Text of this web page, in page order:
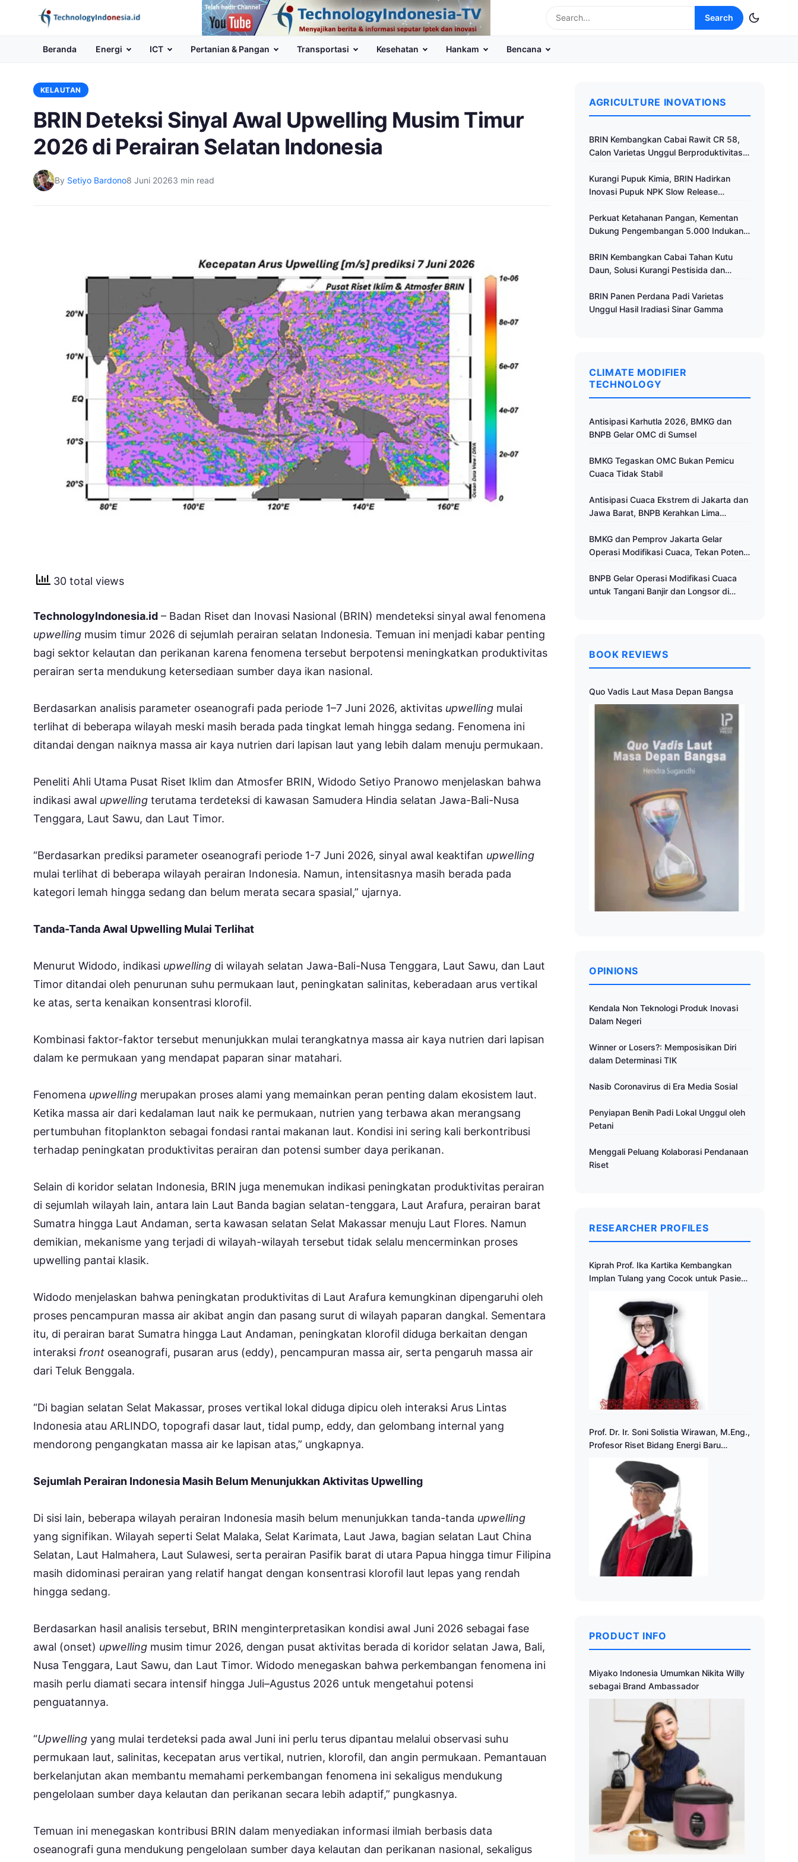
Channel
Youtube
Search
Beranda Energi ICT Pertanian & Pangan Transportasi Kesehatan Hankam Bencana
KELAUTAN
BRIN Deteksi Sinyal Awal Upwelling Musim Timur
2026 di Perairan Selatan Indonesia
By Setiyo Bardono8 Juni 20263 min read
30 total views
TechnologyIndonesia.id – Badan Riset dan Inovasi Nasional (BRIN) mendeteksi sinyal awal fenomena
upwelling musim timur 2026 di sejumlah perairan selatan Indonesia. Temuan ini menjadi kabar penting
bagi sektor kelautan dan perikanan karena fenomena tersebut berpotensi meningkatkan produktivitas
perairan serta mendukung ketersediaan sumber daya ikan nasional.
Berdasarkan analisis parameter oseanografi pada periode 1–7 Juni 2026, aktivitas upwelling mulai
terlihat di beberapa wilayah meski masih berada pada tingkat lemah hingga sedang. Fenomena ini
ditandai dengan naiknya massa air kaya nutrien dari lapisan laut yang lebih dalam menuju permukaan.
Peneliti Ahli Utama Pusat Riset Iklim dan Atmosfer BRIN, Widodo Setiyo Pranowo menjelaskan bahwa
indikasi awal upwelling terutama terdeteksi di kawasan Samudera Hindia selatan Jawa-Bali-Nusa
Tenggara, Laut Sawu, dan Laut Timor.
“Berdasarkan prediksi parameter oseanografi periode 1-7 Juni 2026, sinyal awal keaktifan upwelling
mulai terlihat di beberapa wilayah perairan Indonesia. Namun, intensitasnya masih berada pada
kategori lemah hingga sedang dan belum merata secara spasial,” ujarnya.
Tanda-Tanda Awal Upwelling Mulai Terlihat
Menurut Widodo, indikasi upwelling di wilayah selatan Jawa-Bali-Nusa Tenggara, Laut Sawu, dan Laut
Timor ditandai oleh penurunan suhu permukaan laut, peningkatan salinitas, keberadaan arus vertikal
ke atas, serta kenaikan konsentrasi klorofil.
Kombinasi faktor-faktor tersebut menunjukkan mulai terangkatnya massa air kaya nutrien dari lapisan
dalam ke permukaan yang mendapat paparan sinar matahari.
Fenomena upwelling merupakan proses alami yang memainkan peran penting dalam ekosistem laut.
Ketika massa air dari kedalaman laut naik ke permukaan, nutrien yang terbawa akan merangsang
pertumbuhan fitoplankton sebagai fondasi rantai makanan laut. Kondisi ini sering kali berkontribusi
terhadap peningkatan produktivitas perairan dan potensi sumber daya perikanan.
Selain di koridor selatan Indonesia, BRIN juga menemukan indikasi peningkatan produktivitas perairan
di sejumlah wilayah lain, antara lain Laut Banda bagian selatan-tenggara, Laut Arafura, perairan barat
Sumatra hingga Laut Andaman, serta kawasan selatan Selat Makassar menuju Laut Flores. Namun
demikian, mekanisme yang terjadi di wilayah-wilayah tersebut tidak selalu mencerminkan proses
upwelling pantai klasik.
Widodo menjelaskan bahwa peningkatan produktivitas di Laut Arafura kemungkinan dipengaruhi oleh
proses pencampuran massa air akibat angin dan pasang surut di wilayah paparan dangkal. Sementara
itu, di perairan barat Sumatra hingga Laut Andaman, peningkatan klorofil diduga berkaitan dengan
interaksi front oseanografi, pusaran arus (eddy), pencampuran massa air, serta pengaruh massa air
dari Teluk Benggala.
“Di bagian selatan Selat Makassar, proses vertikal lokal diduga dipicu oleh interaksi Arus Lintas
Indonesia atau ARLINDO, topografi dasar laut, tidal pump, eddy, dan gelombang internal yang
mendorong pengangkatan massa air ke lapisan atas,” ungkapnya.
Sejumlah Perairan Indonesia Masih Belum Menunjukkan Aktivitas Upwelling
Di sisi lain, beberapa wilayah perairan Indonesia masih belum menunjukkan tanda-tanda upwelling
yang signifikan. Wilayah seperti Selat Malaka, Selat Karimata, Laut Jawa, bagian selatan Laut China
Selatan, Laut Halmahera, Laut Sulawesi, serta perairan Pasifik barat di utara Papua hingga timur Filipina
masih didominasi perairan yang relatif hangat dengan konsentrasi klorofil laut lepas yang rendah
hingga sedang.
Berdasarkan hasil analisis tersebut, BRIN menginterpretasikan kondisi awal Juni 2026 sebagai fase
awal (onset) upwelling musim timur 2026, dengan pusat aktivitas berada di koridor selatan Jawa, Bali,
Nusa Tenggara, Laut Sawu, dan Laut Timor. Widodo menegaskan bahwa perkembangan fenomena ini
masih perlu diamati secara intensif hingga Juli–Agustus 2026 untuk mengetahui potensi
penguatannya.
“Upwelling yang mulai terdeteksi pada awal Juni ini perlu terus dipantau melalui observasi suhu
permukaan laut, salinitas, kecepatan arus vertikal, nutrien, klorofil, dan angin permukaan. Pemantauan
berkelanjutan akan membantu memahami perkembangan fenomena ini sekaligus mendukung
pengelolaan sumber daya kelautan dan perikanan secara lebih adaptif,” pungkasnya.
Temuan ini menegaskan kontribusi BRIN dalam menyediakan informasi ilmiah berbasis data
oseanografi guna mendukung pengelolaan sumber daya kelautan dan perikanan nasional, sekaligus
AGRICULTURE INOVATIONS
BRIN Kembangkan Cabai Rawit CR 58,
Calon Varietas Unggul Berproduktivitas
Kurangi Pupuk Kimia, BRIN Hadirkan
Inovasi Pupuk NPK Slow Release
Perkuat Ketahanan Pangan, Kementan
Dukung Pengembangan 5.000 Indukan
BRIN Kembangkan Cabai Tahan Kutu
Daun, Solusi Kurangi Pestisida dan
BRIN Panen Perdana Padi Varietas
Unggul Hasil Iradiasi Sinar Gamma
CLIMATE MODIFIER
TECHNOLOGY
Antisipasi Karhutla 2026, BMKG dan
BNPB Gelar OMC di Sumsel
BMKG Tegaskan OMC Bukan Pemicu
Cuaca Tidak Stabil
Antisipasi Cuaca Ekstrem di Jakarta dan
Jawa Barat, BNPB Kerahkan Lima
Cuaca
BMKG dan Pemprov Jakarta Gelar
Operasi Modifikasi Cuaca, Tekan Potensi
BNPB Gelar Operasi Modifikasi Cuaca
untuk Tangani Banjir dan Longsor di
BOOK REVIEWS
Quo Vadis Laut Masa Depan Bangsa
OPINIONS
Kendala Non Teknologi Produk Inovasi
Dalam Negeri
Winner or Losers?: Memposisikan Diri
dalam Determinasi TIK
Nasib Coronavirus di Era Media Sosial
Penyiapan Benih Padi Lokal Unggul oleh
Petani
Menggali Peluang Kolaborasi Pendanaan
Riset
RESEARCHER PROFILES
Kiprah Prof. Ika Kartika Kembangkan
Implan Tulang yang Cocok untuk Pasien
Prof. Dr. Ir. Soni Solistia Wirawan, M.Eng.,
Profesor Riset Bidang Energi Baru
PRODUCT INFO
Miyako Indonesia Umumkan Nikita Willy
sebagai Brand Ambassador